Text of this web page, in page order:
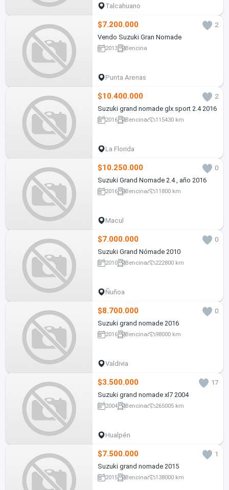
Talcahuano
$7.200.000
2
Vendo Suzuki Gran Nomade
2013 Bencina
Punta Arenas
$10.400.000
2
Suzuki grand nomade glx sport 2.4 2016
2016 Bencina 115430 km
La Florida
$10.250.000
0
Suzuki Grand Nomade 2.4 , año 2016
2016 Bencina 11800 km
Macul
$7.000.000
0
Suzuki Grand Nómade 2010
2010 Bencina 222800 km
Ñuñoa
$8.700.000
0
Suzuki grand nomade 2016
2016 Bencina 98000 km
Valdivia
$3.500.000
17
Suzuki grand nomade xl7 2004
2004 Bencina 265005 km
Hualpén
$7.500.000
1
Suzuki grand nomade 2015
2015 Bencina 138000 km